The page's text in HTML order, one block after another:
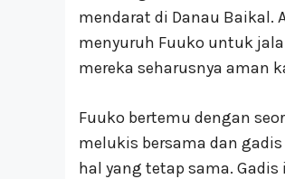
mendarat di Danau Baikal.
menyuruh Fuuko untuk
mereka seharusnya aman
Fuuko bertemu dengan
melukis bersama dan
hal yang tetap sama.